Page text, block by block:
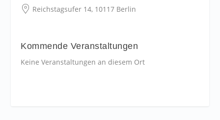
Reichstagsufer 14, 10117 Berlin
Kommende Veranstaltungen
Keine Veranstaltungen an diesem Ort